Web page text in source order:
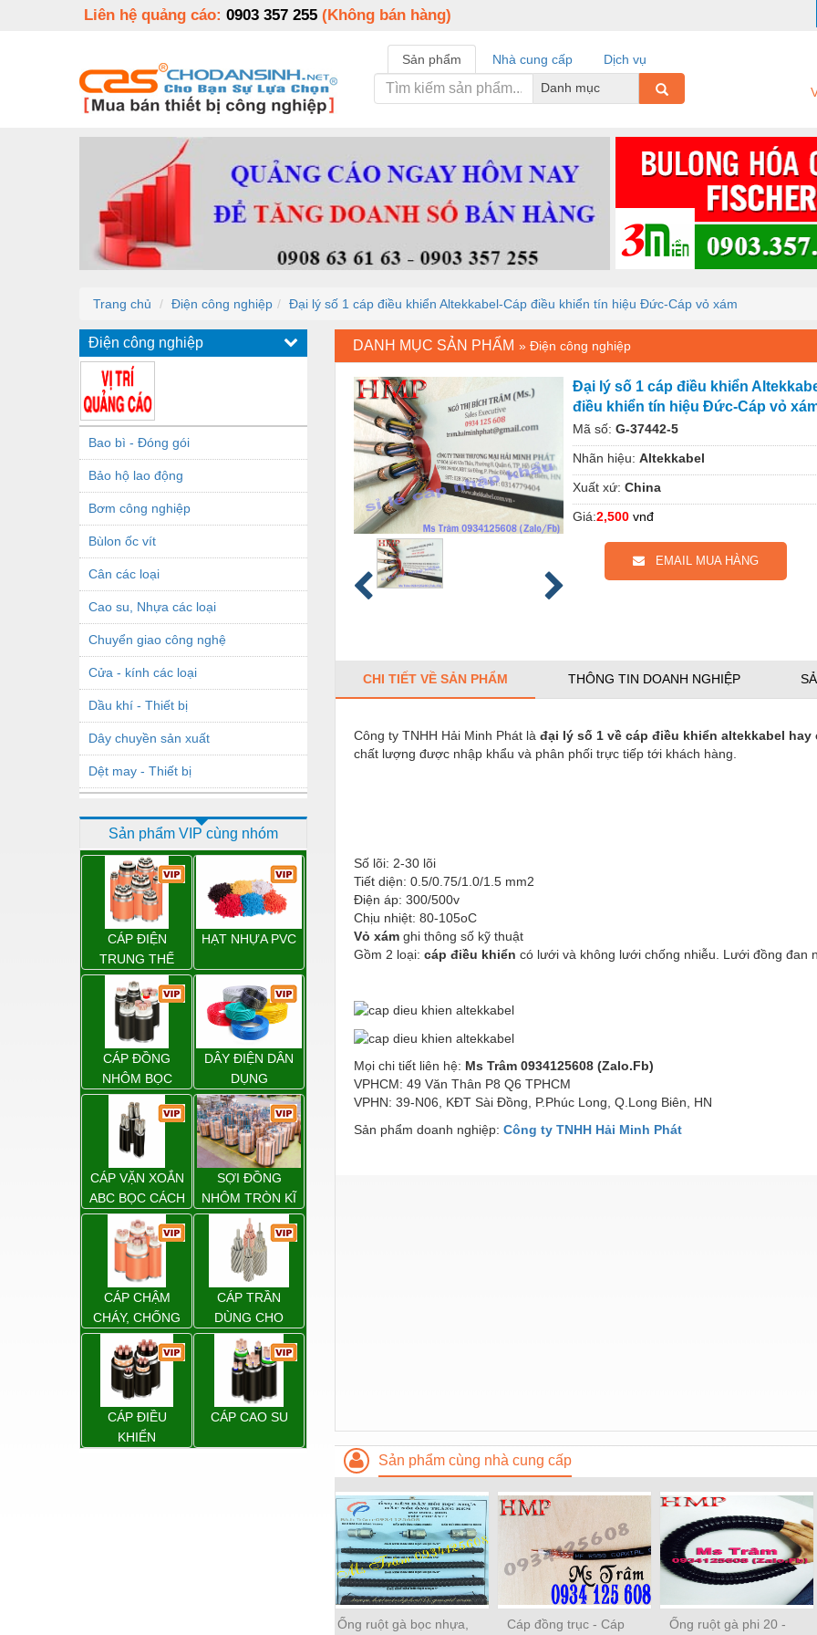
Liên hệ quảng cáo: 0903 357 255 (Không bán hàng)
Sản phẩm Nhà cung cấp
Dịch vụ
Danh mục
Trang chủ Điện công nghiệp Đại lý số 1 cáp điều khiển Altekkabel-Cáp điều khiển tín hiệu Đức-Cáp vỏ xám
Điện công nghiệp
Bao bì - Đóng gói
Bảo hộ lao động
Bơm công nghiệp
Bùlon ốc vít
Cân các loại
Cao su, Nhựa các loại
Chuyển giao công nghệ
Cửa - kính các loại
Dầu khí - Thiết bị
Dây chuyền sản xuất
Dệt may - Thiết bị
Dịch vụ - Thi công
Điện công nghiệp
Điện gia dụng
Điện Lạnh
Đóng tàu Thiết bị
Đúc chính xác Thiết bị
Dụng cụ cầm tay
Dụng cụ cắt gọt
Dụng cụ điện
Dụng cụ đo
Gỗ - Trang thiết bị
Hàn cắt - Thiết bị
Hóa chất-Trang thiết bị
Kệ công nghiệp
Khí nén - Thiết bị
Khuôn mẫu - Phụ tùng
Lọc công nghiệp
Máy công cụ - Phụ tùng
Mỏ - Trang thiết bị
Sản phẩm VIP cùng nhóm
CÁP ĐIỆN
TRUNG THẾ
HẠT NHỰA PVC
CÁP ĐỒNG
NHÔM BỌC
DÂY ĐIỆN DÂN
DỤNG
CÁP VẶN XOẮN
ABC BỌC CÁCH
ĐIỆN XLPE
SỢI ĐỒNG
NHÔM TRÒN KĨ
THUẬT ĐIỆN
CÁP CHẬM
CHÁY, CHỐNG
CHÁY
CÁP TRẦN
DÙNG CHO
ĐƯỜNG DÂY
TẢI ĐIỆN TRÊN
KHÔNG
CÁP ĐIỀU
KHIỂN
CÁP CAO SU
DANH MỤC SẢN PHẨM » Điện công nghiệp
Đại lý số 1 cáp điều khiển
điều khiển tín hiệu Đức-Cáp vỏ
Mã số: G-37442-5
Nhãn hiệu: Altekkabel
Xuất xứ: China
Giá:2,500 vnđ
EMAIL MUA HÀNG
CHI TIẾT VỀ SẢN PHẨM THÔNG TIN DOANH NGHIỆP
Công ty TNHH Hải Minh Phát là đại lý số 1 về cáp điều khiển altekkabel
chất lượng được nhập khẩu và phân phối trực tiếp tới khách hàng.
Số lõi: 2-30 lõi
Tiết diện: 0.5/0.75/1.0/1.5 mm2
Điện áp: 300/500v
Chịu nhiệt: 80-105oC
Vỏ xám ghi thông số kỹ thuật
Gồm 2 loại: cáp điều khiển có lưới và không lưới chống nhiễu. Lưới đồng đan
Mọi chi tiết liên hệ: Ms Trâm 0934125608 (Zalo.Fb)
VPHCM: 49 Văn Thân P8 Q6 TPHCM
VPHN: 39-N06, KĐT Sài Đồng, P.Phúc Long, Q.Long Biên, HN
Sản phẩm doanh nghiệp: Công ty TNHH Hải Minh Phát
Sản phẩm cùng nhà cung cấp
Ống ruột gà bọc nhựa,
Cáp đồng trục - Cáp
Ống ruột gà phi 20 -